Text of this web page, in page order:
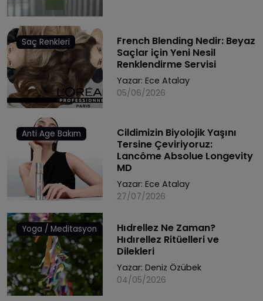
Saç Renkleri
French Blending Nedir: Beyaz
Saçlar için Yeni Nesil
Renklendirme Servisi
Yazar: Ece Atalay
05/06/2026
Anti Age Bakım
Cildimizin Biyolojik Yaşını
Tersine Çeviriyoruz:
Lancôme Absolue Longevity
MD
Yazar: Ece Atalay
27/07/2026
Yoga / Meditasyon
Hıdrellez Ne Zaman?
Hıdırellez Ritüelleri ve
Dilekleri
Yazar: Deniz Özübek
04/05/2026